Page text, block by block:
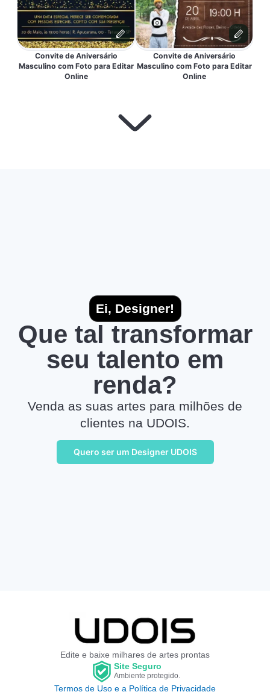
Convite de Aniversário
Masculino com Foto para Editar
Online
Convite de Aniversário
Masculino com Foto para Editar
Online
Ei, Designer!
Que tal transformar
seu talento em
renda?
Venda as suas artes para milhões de
clientes na UDOIS.
Quero ser um Designer UDOIS
Edite e baixe milhares de artes prontas
Site Seguro
Ambiente protegido.
Termos de Uso e a Política de Privacidade